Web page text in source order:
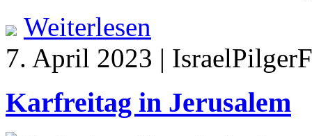
Weiterlesen
7. April 2023 |
Karfreitag in Jerusalem